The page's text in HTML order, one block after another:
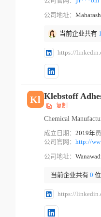
公司地址：
当前企业共有 1
https://
Kl Klebstoff
复制
Chemical
成立日期： 2019年
公司官网： http://
公司地址：
当前企业共有 0
https://